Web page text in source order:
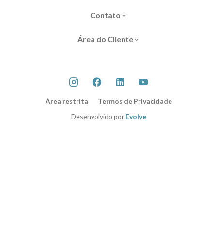
Contato
Área do Cliente
Área restrita
Termos de Privacidade
Desenvolvido por Evolve